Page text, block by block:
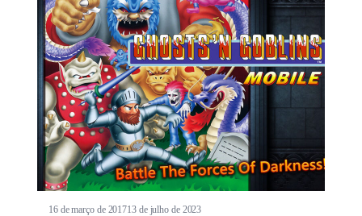
16 de março de 201713 de julho de 2023